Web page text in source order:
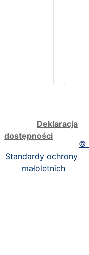
Deklaracja
dostępności
Standardy ochrony
małoletnich
©